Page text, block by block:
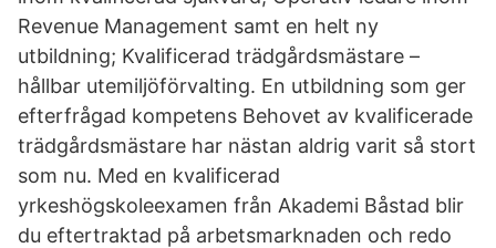
Revenue Management samt en helt ny
utbildning; Kvalificerad trädgårdsmästare –
hållbar utemiljöförvalting. En utbildning som ger
efterfrågad kompetens Behovet av kvalificerade
trädgårdsmästare har nästan aldrig varit så stort
som nu. Med en kvalificerad
yrkeshögskoleexamen från Akademi Båstad blir
du eftertraktad på arbetsmarknaden och redo